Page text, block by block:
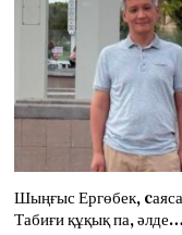
Шыңғыс Ергөбек,
Табиғи құқық па, әлде…